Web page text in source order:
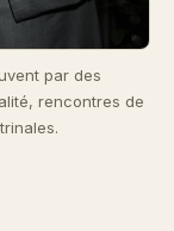
par des
rencontres de